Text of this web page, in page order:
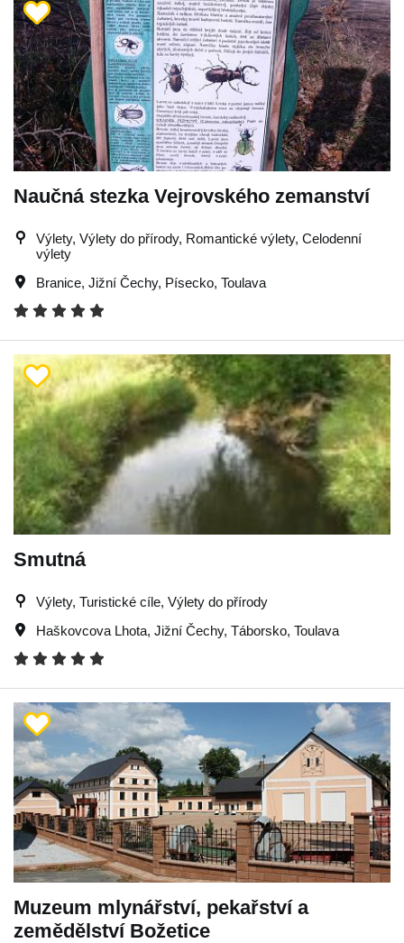
Naučná stezka Vejrovského zemanství
Výlety, Výlety do přírody, Romantické výlety, Celodenní
výlety
Branice, Jižní Čechy, Písecko, Toulava
Smutná
Výlety, Turistické cíle, Výlety do přírody
Haškovcova Lhota, Jižní Čechy, Táborsko, Toulava
Muzeum mlynářství, pekařství a
zemědělství Božetice